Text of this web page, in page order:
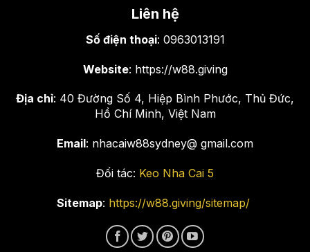
Liên hệ
Số điện thoại: 0963013191
Website: https://w88.giving
Địa chỉ: 40 Đường Số 4, Hiệp Bình Phước, Thủ Đức,
Hồ Chí Minh, Việt Nam
Email: nhacaiw88sydney@ gmail.com
Đối tác: Keo Nha Cai 5
Sitemap: https://w88.giving/sitemap/